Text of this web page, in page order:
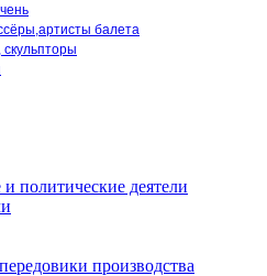
балета
политические деятели
производства